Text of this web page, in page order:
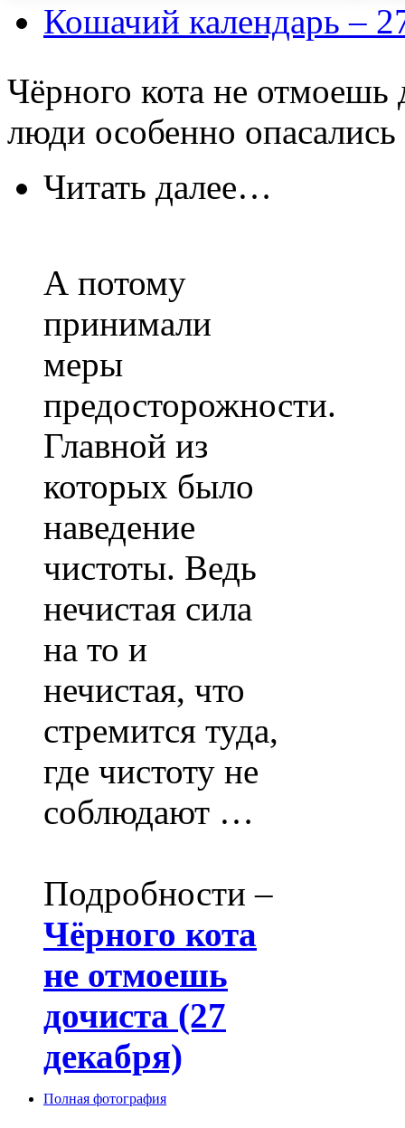
Кошачий календарь –
Чёрного кота не отмоешь
люди особенно
Читать далее…
А потому
принимали
меры
предосторожности.
Главной из
которых было
наведение
чистоты. Ведь
нечистая сила
на то и
нечистая, что
стремится туда,
где чистоту не
соблюдают …
Подробности –
Чёрного кота
не отмоешь
дочиста (27
декабря)
Полная фотография